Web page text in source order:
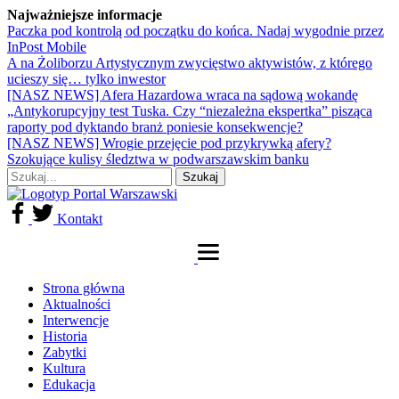
Najważniejsze informacje
Paczka pod kontrolą od początku do końca. Nadaj wygodnie przez
InPost Mobile
A na Żoliborzu Artystycznym zwycięstwo aktywistów, z którego
ucieszy się… tylko inwestor
[NASZ NEWS] Afera Hazardowa wraca na sądową wokandę
„Antykorupcyjny test Tuska. Czy “niezależna ekspertka” pisząca
raporty pod dyktando branż poniesie konsekwencje?
[NASZ NEWS] Wrogie przejęcie pod przykrywką afery?
Szokujące kulisy śledztwa w podwarszawskim banku
Kontakt
Strona główna
Aktualności
Interwencje
Historia
Zabytki
Kultura
Edukacja